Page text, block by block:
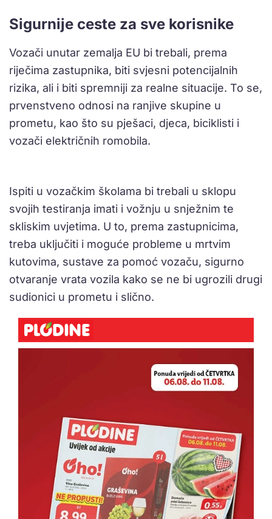
Sigurnije ceste za sve korisnike
Vozači unutar zemalja EU bi trebali, prema
riječima zastupnika, biti svjesni potencijalnih
rizika, ali i biti spremniji za realne situacije. To se,
prvenstveno odnosi na ranjive skupine u
prometu, kao što su pješaci, djeca, biciklisti i
vozači električnih romobila.
Ispiti u vozačkim školama bi trebali u sklopu
svojih testiranja imati i vožnju u snježnim te
skliskim uvjetima. U to, prema zastupnicima,
treba uključiti i moguće probleme u mrtvim
kutovima, sustave za pomoć vozaču, sigurno
otvaranje vrata vozila kako se ne bi ugrozili drugi
sudionici u prometu i slično.